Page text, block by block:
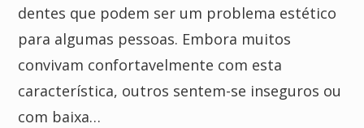
dentes que podem ser um problema estético
para algumas pessoas. Embora muitos
convivam confortavelmente com esta
característica, outros sentem-se inseguros ou
com baixa…